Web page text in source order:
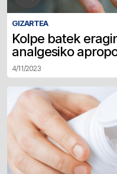
GIZARTEA
Kolpe batek
analgesiko
4/11/2023